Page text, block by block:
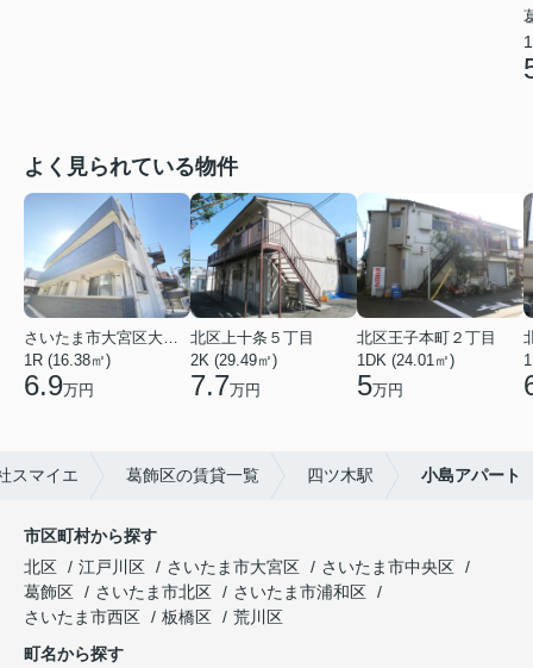
よく見られている物件
1R (16.38㎡)
6.9万円
北区上十条５丁目
2K (29.49㎡)
7.7万円
北区王子本町２丁目
1DK (24.01㎡)
5万円
スマイエ 葛飾区の賃貸一覧 四ツ木駅 小島アパート
市区町村から探す
北区
江戸川区 さいたま市大宮区
さいたま市中央区
葛飾区
さいたま市北区
さいたま市浦和区
さいたま市西区
板橋区
荒川区
町名から探す